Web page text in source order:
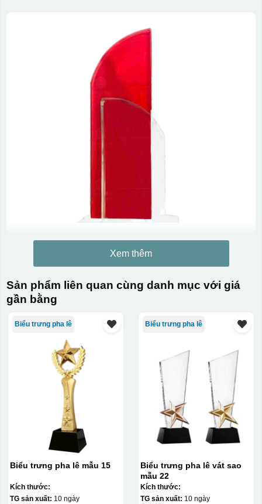
Chất liệu:
Pha lê
Xem thêm
Sản phẩm liên quan cùng danh mục với giá
gần bằng
Biểu trưng pha lê
Biểu trưng pha lê mẫu 15
Kích thước:
TG sản xuất: 10 ngày
Biểu trưng pha lê
Biểu trưng pha lê vát sao
mẫu 22
Kích thước:
TG sản xuất: 10 ngày